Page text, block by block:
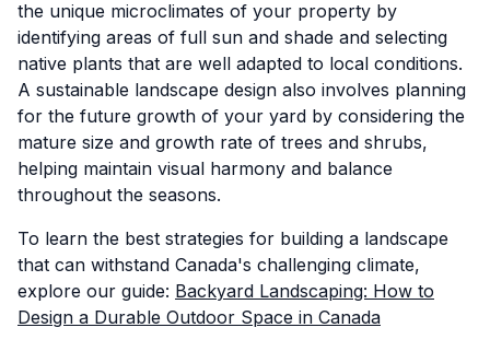
the unique microclimates of your property by
identifying areas of full sun and shade and selecting
native plants that are well adapted to local conditions.
A sustainable landscape design also involves planning
for the future growth of your yard by considering the
mature size and growth rate of trees and shrubs,
helping maintain visual harmony and balance
throughout the seasons.
To learn the best strategies for building a landscape
that can withstand Canada's challenging climate,
explore our guide: Backyard Landscaping: How to
Design a Durable Outdoor Space in Canada